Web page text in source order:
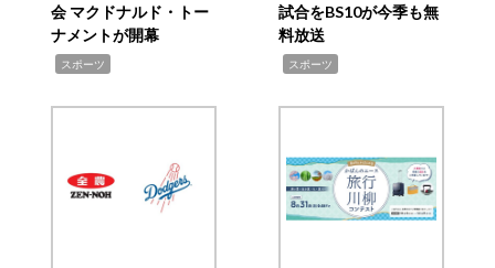
会 マクドナルド・トー
ナメントが開幕
スポーツ
試合をBS10が今季も無
料放送
スポーツ